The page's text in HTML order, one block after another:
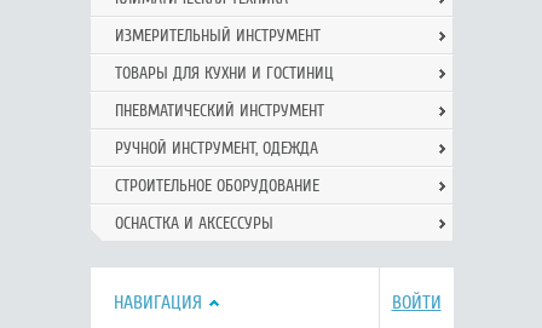
ИЗМЕРИТЕЛЬНЫЙ ИНСТРУМЕНТ
ТОВАРЫ ДЛЯ КУХНИ И ГОСТИНИЦ
ПНЕВМАТИЧЕСКИЙ ИНСТРУМЕНТ
РУЧНОЙ ИНCТРУМЕНТ, ОДЕЖДА
СТРОИТЕЛЬНОЕ ОБОРУДОВАНИЕ
ОСНАСТКА И АКСЕССУРЫ
НАВИГАЦИЯ ВОЙТИ